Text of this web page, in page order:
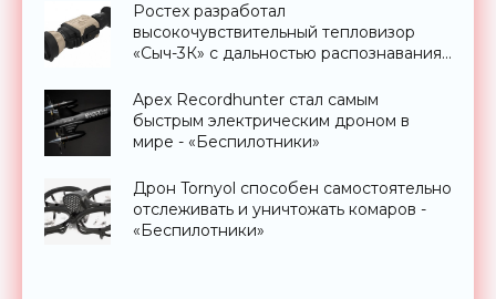
Ростех разработал
высокочувствительный тепловизор
«Сыч-3К» с дальностью распознавания
Apex Recordhunter стал самым
быстрым электрическим дроном в
мире - «Беспилотники»
Дрон Tornyol способен самостоятельно
отслеживать и уничтожать комаров -
«Беспилотники»